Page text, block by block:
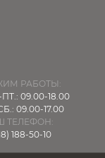
РАБОТЫ:
09.00-18.00
09.00-17.00
ТЕЛЕФОН:
188-50-10